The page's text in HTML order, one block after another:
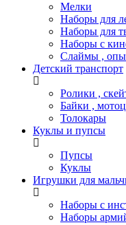
Мелки
Наборы для
Наборы для
Наборы с
Слаймы ,
Детский транспорт
Ролики ,
Байки ,
Толокары
Куклы и пупсы
Пупсы
Куклы
Игрушки для
Наборы с
Наборы